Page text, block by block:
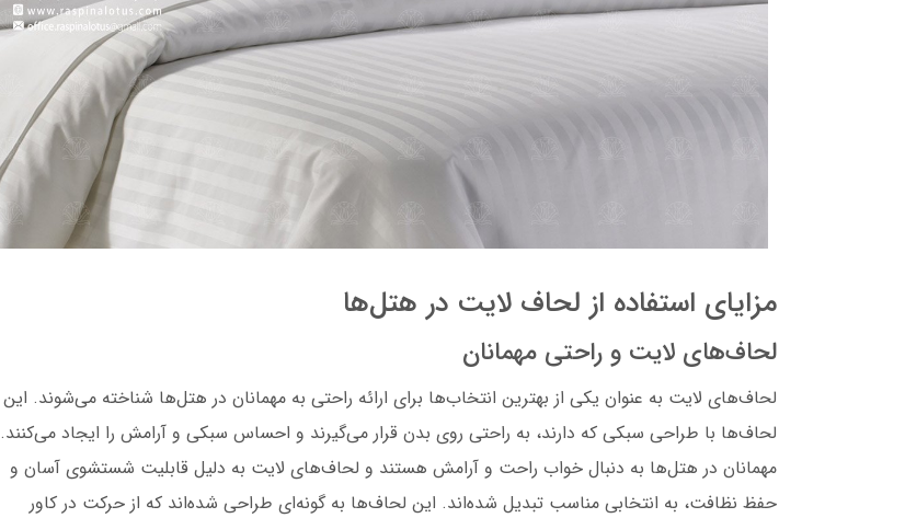
مزایای استفاده از لحاف‌ لایت در هتل‌ها
لحاف‌های لایت و راحتی مهمانان
لحاف‌های لایت به عنوان یکی از بهترین انتخاب‌ها برای ارائه راحتی به مهمانان در هتل‌ها شناخته می‌شوند. این
لحاف‌ها با طراحی سبکی که دارند، به راحتی روی بدن قرار می‌گیرند و احساس سبکی و آرامش را ایجاد می‌کنند.
مهمانان در هتل‌ها به دنبال خواب راحت و آرامش هستند و لحاف‌های لایت به دلیل قابلیت شستشوی آسان و
حفظ نظافت، به انتخابی مناسب تبدیل شده‌اند. این لحاف‌ها به گونه‌ای طراحی شده‌اند که از حرکت در کاور